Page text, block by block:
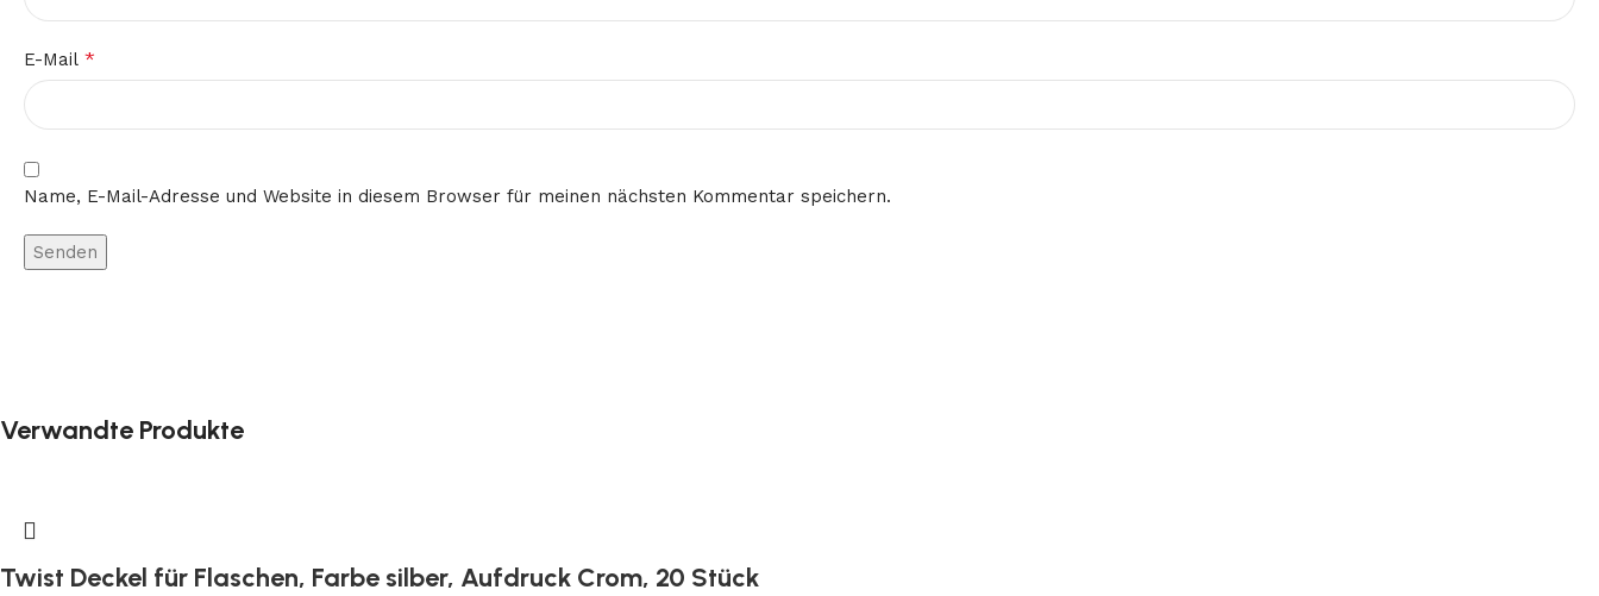
E-Mail *
Name, E-Mail-Adresse und Website in diesem Browser für meinen nächsten Kommentar speichern.
Verwandte Produkte
Twist Deckel für Flaschen, Farbe silber, Aufdruck Crom, 20 Stück